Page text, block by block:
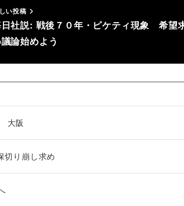
い投稿
社説: 戦後７０年・ピケティ現象 希望
論始めよう
大阪
切り崩し求め